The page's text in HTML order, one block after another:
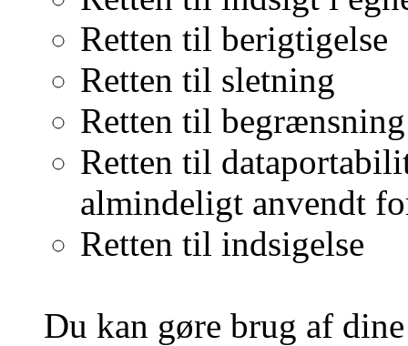
Retten til berigtigelse
Retten til sletning
Retten til
Retten til
almindeligt anvendt
Retten til indsigelse
Du kan gøre brug af